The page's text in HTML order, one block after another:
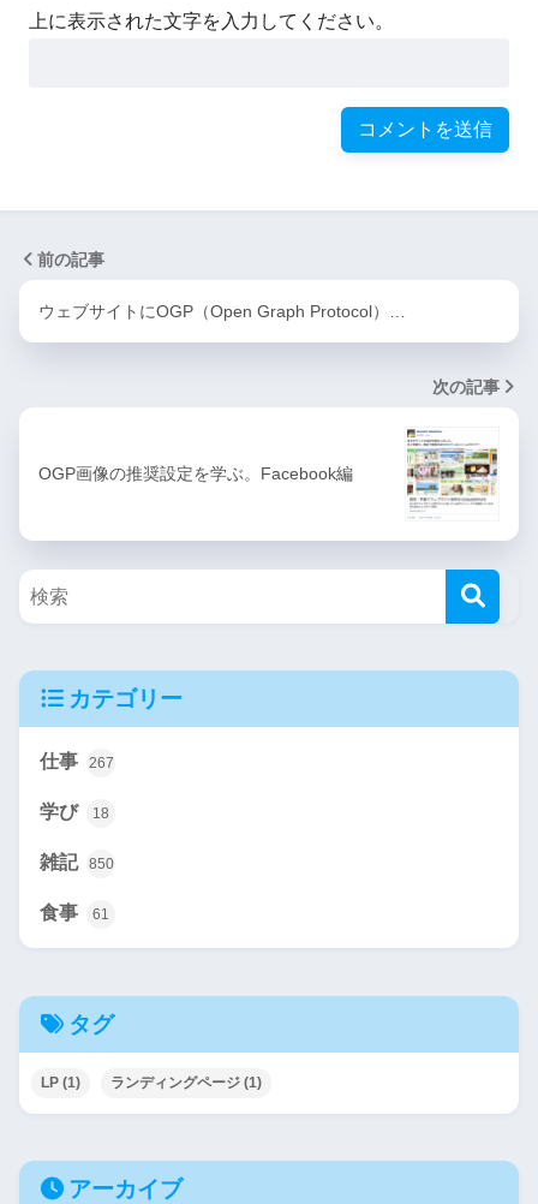
上に表示された文字を入力してください。
前の記事
ウェブサイトにOGP（Open Graph Protocol）…
次の記事
OGP画像の推奨設定を学ぶ。Facebook編
カテゴリー
仕事 267
学び 18
雑記 850
食事 61
タグ
LP (1) ランディングページ (1)
アーカイブ